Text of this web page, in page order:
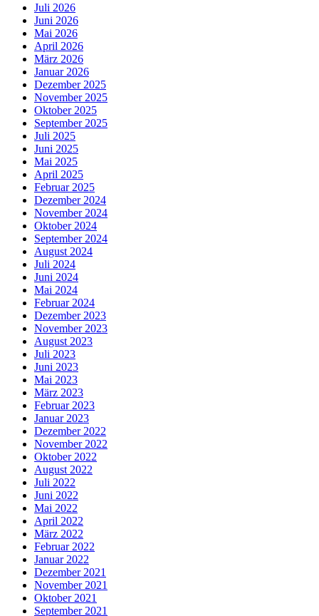
Juli 2026
Juni 2026
Mai 2026
April 2026
März 2026
Januar 2026
Dezember 2025
November 2025
Oktober 2025
September 2025
Juli 2025
Juni 2025
Mai 2025
April 2025
Februar 2025
Dezember 2024
November 2024
Oktober 2024
September 2024
August 2024
Juli 2024
Juni 2024
Mai 2024
Februar 2024
Dezember 2023
November 2023
August 2023
Juli 2023
Juni 2023
Mai 2023
März 2023
Februar 2023
Januar 2023
Dezember 2022
November 2022
Oktober 2022
August 2022
Juli 2022
Juni 2022
Mai 2022
April 2022
März 2022
Februar 2022
Januar 2022
Dezember 2021
November 2021
Oktober 2021
September 2021